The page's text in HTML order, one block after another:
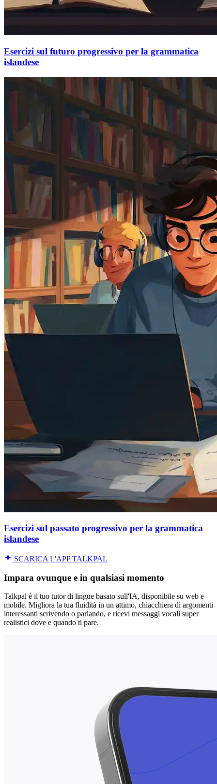
Esercizi sul futuro progressivo per la grammatica
islandese
Esercizi sul passato progressivo per la grammatica
islandese
SCARICA L'APP TALKPAL
Impara ovunque e in qualsiasi momento
Talkpal è il tuo tutor di lingue basato sull'IA, disponibile su web e
mobile. Migliora la tua fluidità in un attimo, chiacchiera di argomenti
interessanti scrivendo o parlando, e ricevi messaggi vocali super
realistici dove e quando ti pare.